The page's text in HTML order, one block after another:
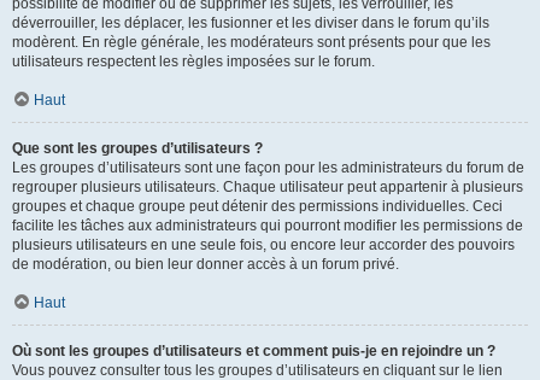
possibilité de modifier ou de supprimer les sujets, les verrouiller, les
déverrouiller, les déplacer, les fusionner et les diviser dans le forum qu’ils
modèrent. En règle générale, les modérateurs sont présents pour que les
utilisateurs respectent les règles imposées sur le forum.
Haut
Que sont les groupes d’utilisateurs ?
Les groupes d’utilisateurs sont une façon pour les administrateurs du forum de
regrouper plusieurs utilisateurs. Chaque utilisateur peut appartenir à plusieurs
groupes et chaque groupe peut détenir des permissions individuelles. Ceci
facilite les tâches aux administrateurs qui pourront modifier les permissions de
plusieurs utilisateurs en une seule fois, ou encore leur accorder des pouvoirs
de modération, ou bien leur donner accès à un forum privé.
Haut
Où sont les groupes d’utilisateurs et comment puis-je en rejoindre un ?
Vous pouvez consulter tous les groupes d’utilisateurs en cliquant sur le lien